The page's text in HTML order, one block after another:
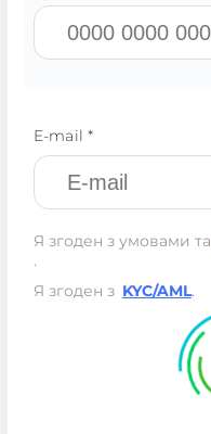
E-mail *
Я згоден з умовами та
.
Я згоден з KYC/AML.